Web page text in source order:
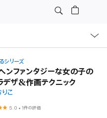
シリーズ
ンファンタジーな女の子の
デザ&作画テクニック
こ
5.0 •1件の評価